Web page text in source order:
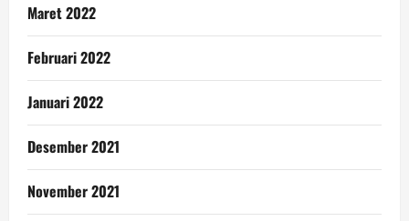
Maret 2022
Februari 2022
Januari 2022
Desember 2021
November 2021